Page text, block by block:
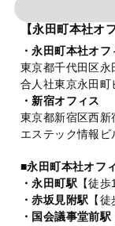
【永田町本社オ
・永田町本社オフ
東京都千代田区
合人社東京永田町
・新宿オフィス
東京都新宿区西新
エステック情報ビ
■永田町本社オフ
・永田町駅 【徒
・赤坂見附駅 【
・国会議事堂前駅